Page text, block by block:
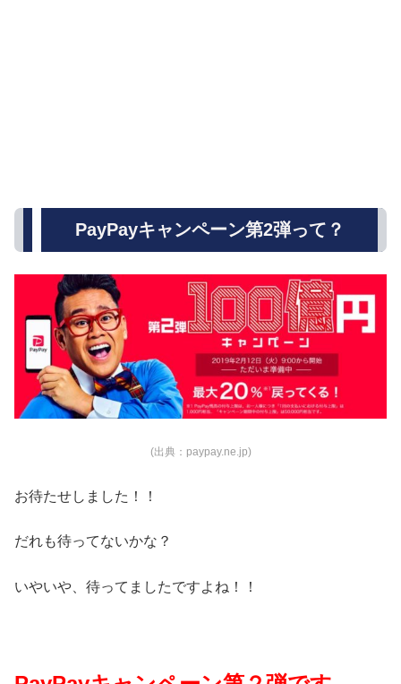
PayPayキャンペーン第2弾って？
(出典：paypay.ne.jp)
お待たせしました！！
だれも待ってないかな？
いやいや、待ってましたですよね！！